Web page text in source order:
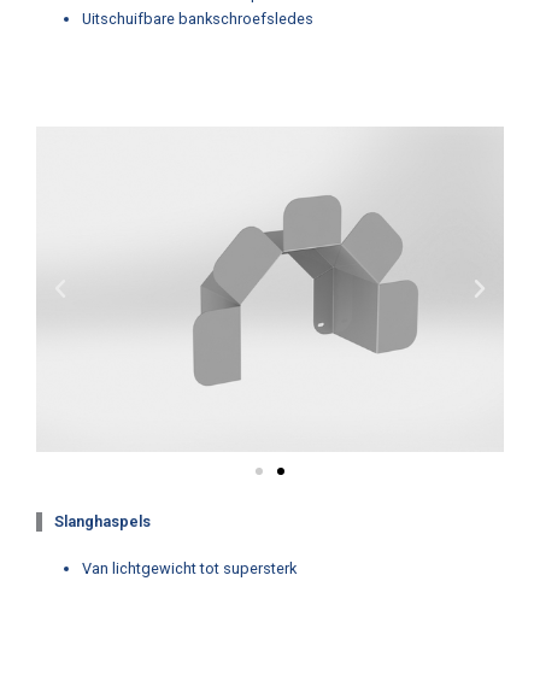
Uitschuifbare bankschroefsledes
Slanghaspels
Van lichtgewicht tot supersterk